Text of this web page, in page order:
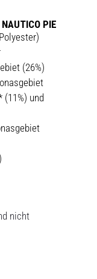
PIE
(26%)
(11%) und
nicht